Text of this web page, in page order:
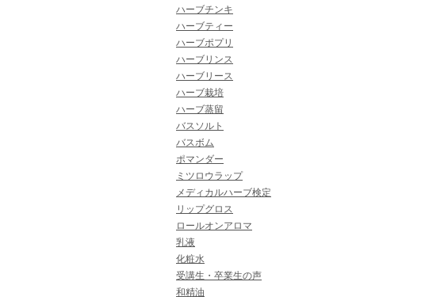
ハーブチンキ
ハーブティー
ハーブポプリ
ハーブリンス
ハーブリース
ハーブ栽培
ハーブ蒸留
バスソルト
バスボム
ポマンダー
ミツロウラップ
メディカルハーブ検定
リップグロス
ロールオンアロマ
乳液
化粧水
受講生・卒業生の声
和精油